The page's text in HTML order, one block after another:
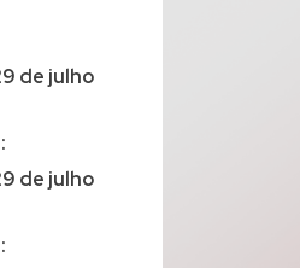
de julho
de julho